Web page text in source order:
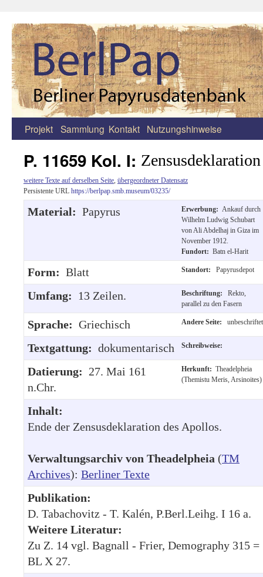
Zum
Projekt Sammlung Kontakt Nutzungshinweise
P. 11659 Kol. I: Zensusdeklaration
weitere Texte auf derselben Seite übergeordneter Datensatz
Persistente URL https://berlpap.smb.museum/03235/
Material: Papyrus Erwerbung: Ankauf durch
Wilhelm Ludwig Schubart
von Ali Abdelhaj in Giza im
November 1912.
Fundort: Batn el-Harit
Form: Blatt Standort: Papyrusdepot
Umfang: 13 Zeilen. Beschriftung:
Rekto,
parallel zu den Fasern
Sprache: Griechisch Andere Seite: unbeschriftet
Textgattung: dokumentarisch Schreibweise:
Datierung: 27. Mai 161
n.Chr.
Herkunft: Theadelpheia
(Themistu Meris, Arsinoites)
Inhalt:
Ende der Zensusdeklaration des Apollos.
Verwaltungsarchiv von Theadelpheia (TM
Archives): Berliner Texte
Publikation:
D. Tabachovitz - T. Kalén, P.Berl.Leihg. I 16 a.
Weitere Literatur:
Zu Z. 14 vgl. Bagnall - Frier, Demography 315 =
BL X 27.